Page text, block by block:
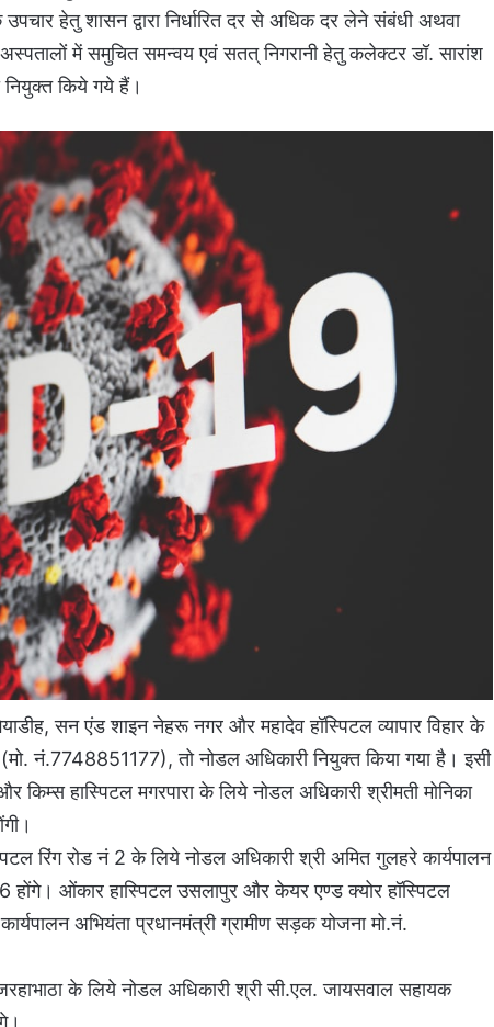
हेतु शासन द्वारा निर्धारित दर से अधिक दर लेने संबंधी अथवा
में समुचित समन्वय एवं सतत् निगरानी हेतु कलेक्टर डॉ. सारांश
नियुक्त किये गये हैं।
सन एंड शाइन नेहरू नगर और महादेव हॉस्पिटल व्यापार विहार के
(मो. नं.7748851177), तो नोडल अधिकारी नियुक्त किया गया है। इसी
किम्स हास्पिटल मगरपारा के लिये नोडल अधिकारी श्रीमती मोनिका
रिंग रोड नं 2 के लिये नोडल अधिकारी श्री अमित गुलहरे कार्यपालन
होंगे। ओंकार हास्पिटल उसलापुर और केयर एण्ड क्योर हॉस्पिटल
अभियंता प्रधानमंत्री ग्रामीण सड़क योजना मो.नं.
के लिये नोडल अधिकारी श्री सी.एल. जायसवाल सहायक